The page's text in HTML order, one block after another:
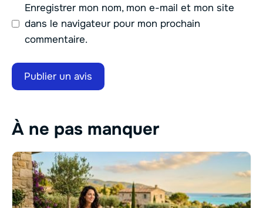
Enregistrer mon nom, mon e-mail et mon site
dans le navigateur pour mon prochain
commentaire.
À ne pas manquer